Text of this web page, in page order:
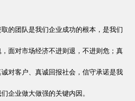
样本下载
服务介绍
联系我们
的团队是我们企业成功的根本，是我们
面对市场经济不进则退，不进则危；真
对客户、真诚回报社会，信守承诺是我
企业做大做强的关键内因。